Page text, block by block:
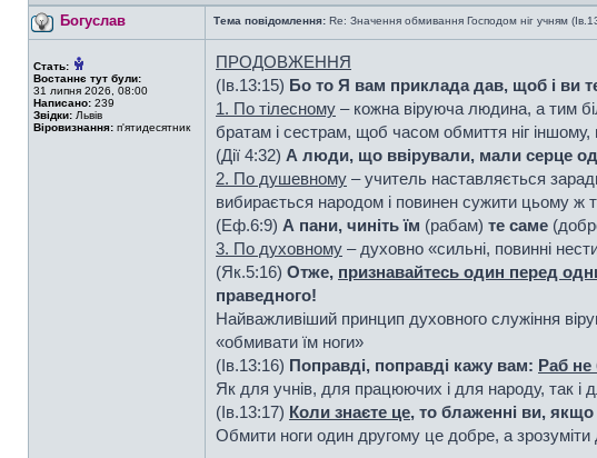
Богуслав Тема повідомлення: Re: Значення обмивання Господом ніг учням
Стать:
Востаннє тут були:
31 липня 2026, 08:00
Написано: 239
Звідки: Львів
Віровизнання: п'ятидесятник
ПРОДОВЖЕННЯ
(Ів.13:15) Бо то Я вам приклада дав, щоб і ви
1. По тілесному – кожна віруюча людина, а тим
братам і сестрам, щоб часом обмиття ніг
(Дії 4:32) А люди, що ввірували, мали серце
2. По душевному – учитель наставляється
вибирається народом і повинен сужити цьому ж
(Еф.6:9) А пани, чиніть їм (рабам) те саме
3. По духовному – духовно «сильні, повинні
(Як.5:16) Отже, признавайтесь один перед
праведного!
Найважливіший принцип духовного служіння
«обмивати їм ноги»
(Ів.13:16) Поправді, поправді кажу вам: Раб не
Як для учнів, для працюючих і для народу, так і
(Ів.13:17) Коли знаєте це, то блаженні ви, якщо
Обмити ноги один другому це добре, а зрозуміти